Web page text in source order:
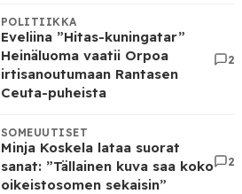
POLITIIKKA
Eveliina ”Hitas-kuningatar”
Heinäluoma vaatii Orpoa
irtisanoutumaan Rantasen
Ceuta-puheista
2
SOMEUUTISET
Minja Koskela lataa suorat
sanat: ”Tällainen kuva saa koko
oikeistosomen sekaisin”
2